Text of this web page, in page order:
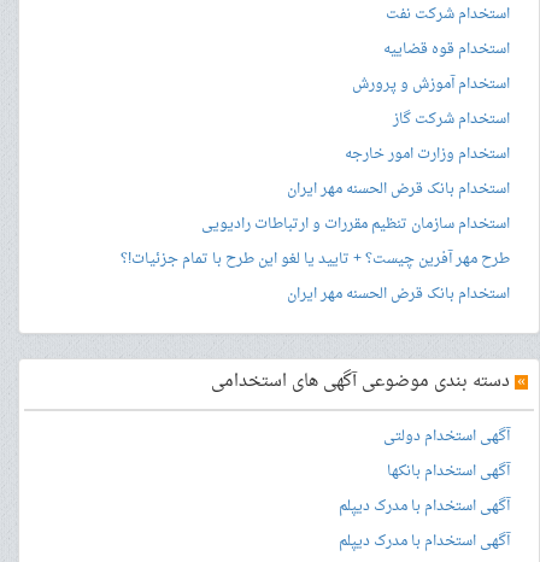
استخدام شرکت نفت
استخدام قوه قضاییه
استخدام آموزش و پرورش
استخدام شرکت گاز
استخدام وزارت امور خارجه
استخدام بانک قرض الحسنه مهر ایران
استخدام سازمان تنظیم مقررات و ارتباطات رادیویی
طرح مهر آفرین چیست؟ + تایید یا لغو این طرح با تمام جزئیات!؟
استخدام بانک قرض الحسنه مهر ایران
» دسته بندی موضوعی آگهی های استخدامی
آگهی استخدام دولتی
آگهی استخدام بانکها
آگهی استخدام با مدرک دیپلم
آگهی استخدام با مدرک دیپلم